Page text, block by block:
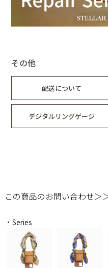
ポーチ：約
チェーン：
その他
配送について
デジタルリングゲージ
この商品のお問い合わせ＞
・Series